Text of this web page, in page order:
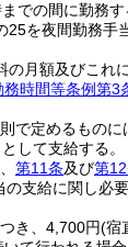
での間に勤務
を夜間勤務手
月額及びこ
務時間等条例第3
で定めるもの
して支給する。
第11条及び第
支給に関し必
き、4,700円(宿